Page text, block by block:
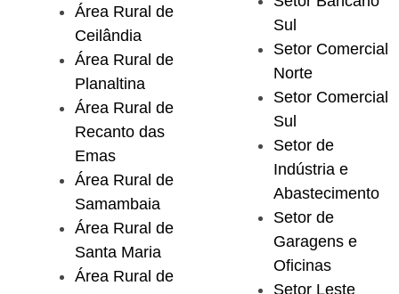
Área Rural de
Ceilândia
Área Rural de
Planaltina
Área Rural de
Recanto das
Emas
Área Rural de
Samambaia
Área Rural de
Santa Maria
Área Rural de
Sul
Setor Comercial
Norte
Setor Comercial
Sul
Setor de
Indústria e
Abastecimento
Setor de
Garagens e
Oficinas
Setor Leste